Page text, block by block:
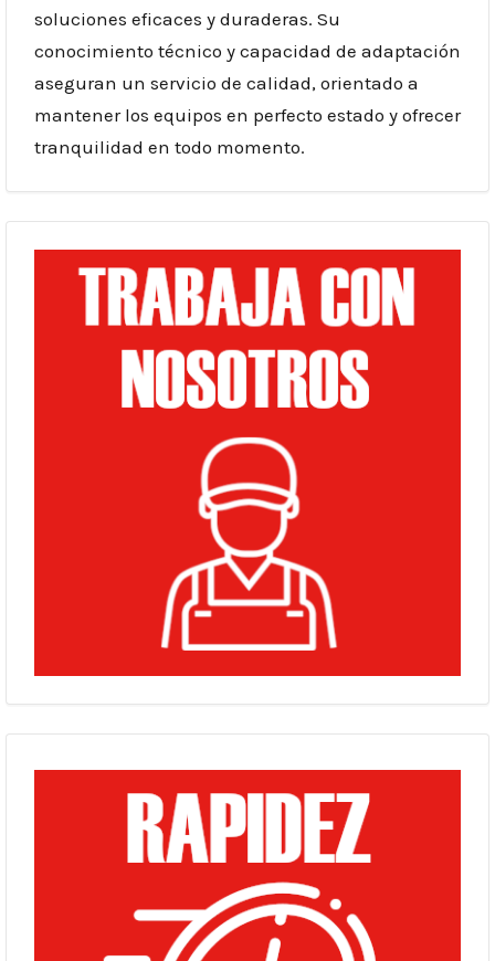
soluciones eficaces y duraderas. Su
conocimiento técnico y capacidad de adaptación
aseguran un servicio de calidad, orientado a
mantener los equipos en perfecto estado y ofrecer
tranquilidad en todo momento.